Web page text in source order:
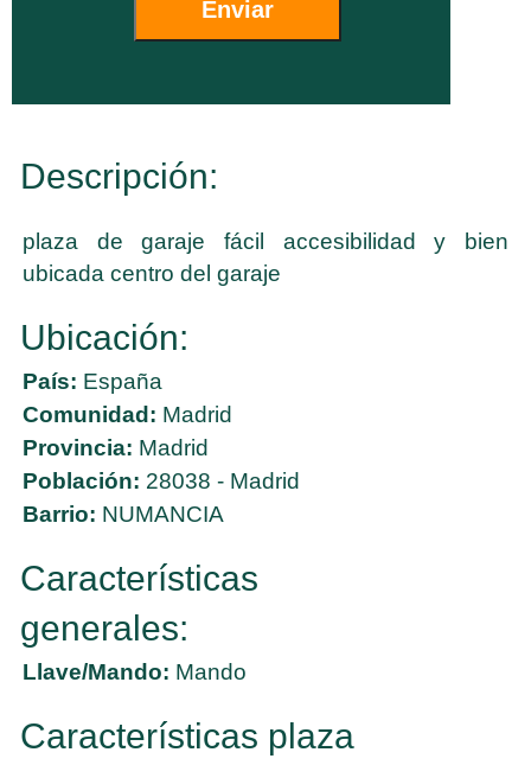
Descripción:
plaza de garaje fácil accesibilidad y bien
ubicada centro del garaje
Ubicación:
País: España
Comunidad: Madrid
Provincia: Madrid
Población: 28038 - Madrid
Barrio: NUMANCIA
Características
generales:
Llave/Mando: Mando
Características plaza